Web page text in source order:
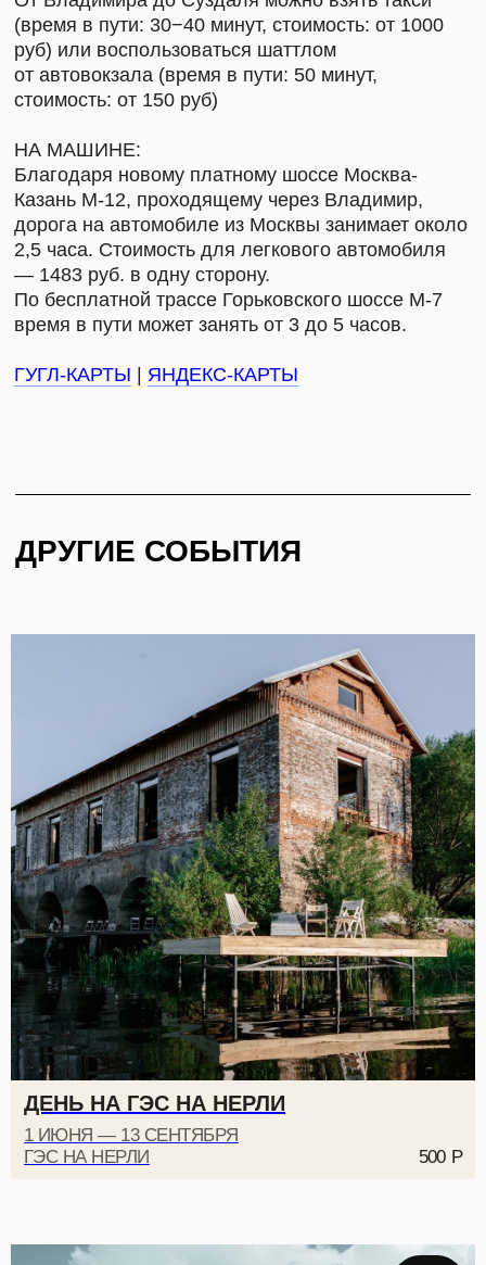
ДЕНЬ НА ГЭС НА НЕРЛИ
1 ИЮНЯ — 13 СЕНТЯБРЯ
ГЭС НА НЕРЛИ
500 Р
ПОДПИШИТЕСЬ НА РАССЫЛКУ, ЧТОБЫ
БЫТЬ В КУРСЕ ВСЕХ СОБЫТИЙ
ДИЗАЙНNAAU
Даюсогласие на обработку персональных данных для
рассылки
политикой
конфиденциальности
ПОДПИСАТЬСЯ
ПОЛИТИКА
КОНФИДЕНЦИАЛЬНОСТИ
И ДОКУМЕНТЫ